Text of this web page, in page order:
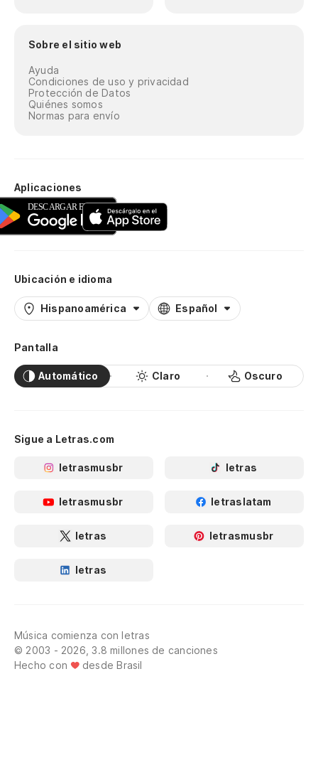
Sobre el sitio web
Ayuda
Condiciones de uso y privacidad
Protección de Datos
Quiénes somos
Normas para envío
Aplicaciones
Ubicación e idioma
Hispanoamérica Español
Pantalla
Automático Claro Oscuro
Sigue a Letras.com
letrasmusbr letras
letrasmusbr letraslatam
letras letrasmusbr
letras
Música comienza con letras
© 2003 - 2026, 3.8 millones de canciones
Hecho con
desde Brasil